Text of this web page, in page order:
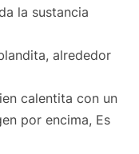
la sustancia
alrededor
calentita con un
por encima, Es